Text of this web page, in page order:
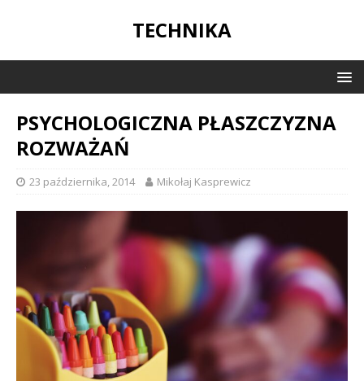
TECHNIKA
PSYCHOLOGICZNA PŁASZCZYZNA
ROZWAŻAŃ
23 października, 2014 Mikołaj Kasprewicz